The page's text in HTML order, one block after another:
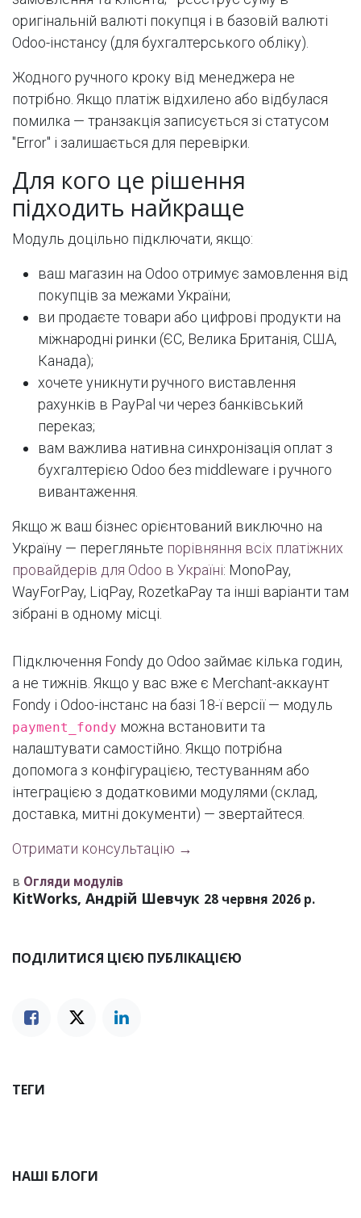
оригінальній валюті покупця і в базовій валюті
Odoo-інстансу (для бухгалтерського обліку).
Жодного ручного кроку від менеджера не
потрібно. Якщо платіж відхилено або відбулася
помилка — транзакція записується зі статусом
"Error" і залишається для перевірки.
Для кого це рішення
підходить найкраще
Модуль доцільно підключати, якщо:
ваш магазин на Odoo отримує замовлення від
покупців за межами України;
ви продаєте товари або цифрові продукти на
міжнародні ринки (ЄС, Велика Британія, США,
Канада);
хочете уникнути ручного виставлення
рахунків в PayPal чи через банківський
переказ;
вам важлива нативна синхронізація оплат з
бухгалтерією Odoo без middleware і ручного
вивантаження.
Якщо ж ваш бізнес орієнтований виключно на
Україну — перегляньте порівняння всіх платіжних
провайдерів для Odoo в Україні: MonoPay,
WayForPay, LiqPay, RozetkaPay та інші варіанти там
зібрані в одному місці.
Підключення Fondy до Odoo займає кілька годин,
а не тижнів. Якщо у вас вже є Merchant-аккаунт
Fondy і Odoo-інстанс на базі 18-ї версії — модуль
payment_fondy можна встановити та
налаштувати самостійно. Якщо потрібна
допомога з конфігурацією, тестуванням або
інтеграцією з додатковими модулями (склад,
доставка, митні документи) — звертайтеся.
Отримати консультацію →
в Огляди модулів
KitWorks, Андрій Шевчук 28 червня 2026 р.
ПОДІЛИТИСЯ ЦІЄЮ ПУБЛІКАЦІЄЮ
ТЕГИ
НАШІ БЛОГИ